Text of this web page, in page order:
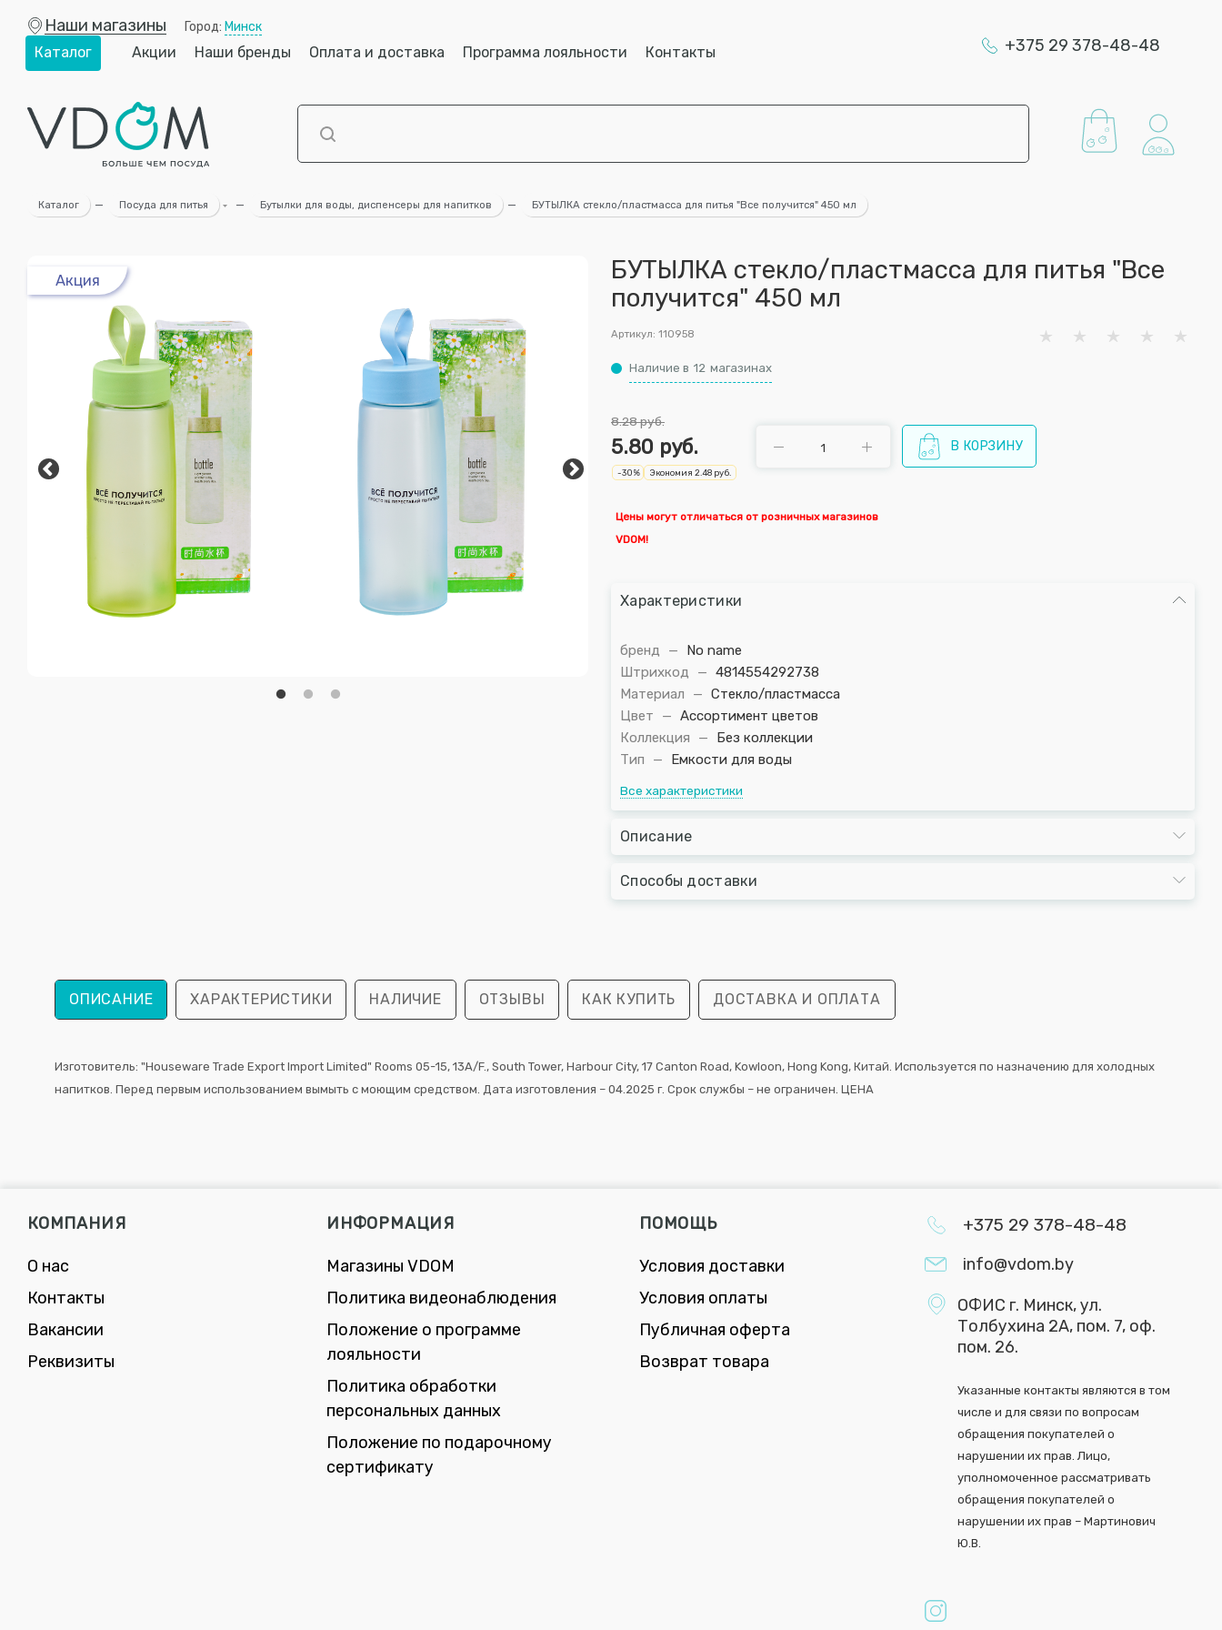
Наши магазины Город: Минск
Каталог Акции Наши бренды Оплата и доставка Программа лояльности Контакты +375 29 378-48-48
Каталог — Посуда для питья — Бутылки для воды, диспенсеры для напитков — БУТЫЛКА стекло/пластмасса для питья "Все получится" 450 мл
Акция
БУТЫЛКА стекло/пластмасса для питья "Все
получится" 450 мл
Артикул: 110958
Наличие в 12 магазинах
5.80 руб.
8.28руб.
-30% Экономия 2.48 руб.
В КОРЗИНУ
Цены могут отличаться от розничных магазинов
VDOM!
Характеристики
бренд —
No name
Штрихкод
— 4814554292738
Материал
— Стекло/пластмасса
Цвет
— Ассортимент цветов
Коллекция
—
Без коллекции
Тип
— Емкости для воды
Все характеристики
Описание
Способы доставки
ОПИСАНИЕ ХАРАКТЕРИСТИКИ НАЛИЧИЕ ОТЗЫВЫ КАК КУПИТЬ ДОСТАВКА И ОПЛАТА
Изготовитель: "Houseware Trade Export Import Limited" Rooms 05-15, 13A/F., South Tower, Harbour City, 17 Canton Road, Kowloon, Hong Kong, Китай. Используется по назначению для холодных
напитков. Перед первым использованием вымыть с моющим средством. Дата изготовления – 04.2025 г. Срок службы – не ограничен. ЦЕНА
КОМПАНИЯ
О нас
Контакты
Вакансии
Реквизиты
ИНФОРМАЦИЯ
Магазины VDOM
Политика видеонаблюдения
Положение о программе
лояльности
Политика обработки
персональных данных
Положение по подарочному
сертификату
ПОМОЩЬ
Условия доставки
Условия оплаты
Публичная оферта
Возврат товара
+375 29 378-48-48
info@vdom.by
ОФИС г. Минск, ул.
Толбухина 2А, пом. 7, оф.
пом. 26.
Указанные контакты являются в том
числе и для связи по вопросам
обращения покупателей о
нарушении их прав. Лицо,
уполномоченное рассматривать
обращения покупателей о
нарушении их прав – Мартинович
Ю.В.